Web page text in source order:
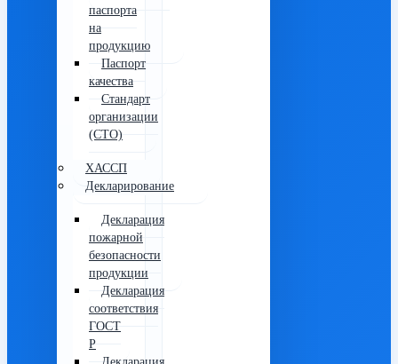
паспорта
на
продукцию
Паспорт
качества
Стандарт
организации
(СТО)
ХАССП
Декларирование
Декларация
пожарной
безопасности
продукции
Декларация
соответствия
ГОСТ
Р